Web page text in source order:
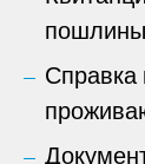
Справка